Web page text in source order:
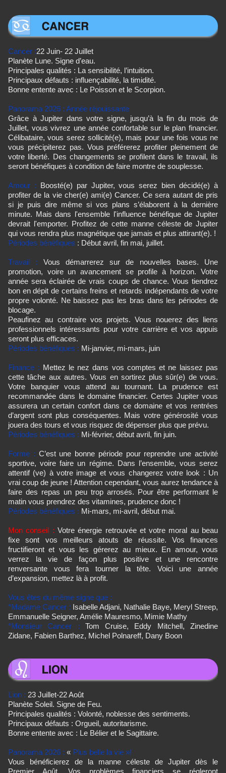
Cancer :22 Juin- 22 Juillet
Planète Lune. Signe d’eau.
Principales qualités : La sensibilité, l’intuition.
Principaux défauts : influençabilité, la timidité.
Bonne entente avec : Le Poisson et le Scorpion.
Panorama 2026 : Année réjouissante
Grâce à Jupiter dans votre signe, jusqu’à la fin du mois de
Juillet, vous vivrez une année confortable sur le plan financier.
Célibataire, vous serez sollicité(e), mais pour une fois vous ne
vous précipiterez pas. Vous préférerez profiter pleinement de
votre liberté. Des changements se profilent dans le travail, ils
seront bénéfiques à condition de faire montre de souplesse.
Amour : Boosté(e) par Jupiter, vous serez bien décidé(e) à
profiter de la vie cher(e) ami(e) Cancer. Ce sera autant de pris
si je puis dire même si vos plans s’élaborent à la dernière
minute. Mais dans l'ensemble l'influence bénéfique de Jupiter
devrait l'emporter. Profitez de cette manne céleste de Jupiter
qui vous rendra plus magnétique que jamais et plus attirant(e). !
Périodes bénéfiques : Début avril, fin mai, juillet.
Travail : Vous démarrerez sur de nouvelles bases. Une
promotion, voire un avancement se profile à horizon. Votre
année sera éclairée de vrais coups de chance. Vous tiendrez
bon en dépit de certains freins et retards indépendants de votre
propre volonté. Ne baissez pas les bras dans les périodes de
blocage.
Peaufinez au contraire vos projets. Vous nouerez des liens
professionnels intéressants pour votre carrière et vos appuis
seront plus efficaces.
Périodes bénéfiques : Mi-janvier, mi-mars, juin
Finance : Mettez le nez dans vos comptes et ne laissez pas
cette tâche aux autres. Vous en sortirez plus sûr(e) de vous.
Votre banquier vous attend au tournant. La prudence est
recommandée dans le domaine financier. Certes Jupiter vous
assurera un certain confort dans ce domaine et vos rentrées
d’argent sont plus conséquentes. Mais votre générosité vous
jouera des tours et vous risquez de dépenser plus que prévu.
Périodes bénéfiques : Mi-février, début avril, fin juin.
Forme : C’est une bonne période pour reprendre une activité
sportive, voire faire un régime. Dans l’ensemble, vous serez
attentif (ve) à votre image et vous changerez votre look : Un
vrai coup de jeune ! Attention cependant, vous aurez tendance à
faire des repas un peu trop arrosés. Pour être performant le
matin vous prendrez des vitamines, prudence donc !
Périodes bénéfiques : Mi-mars, mi-avril, début mai.
Mon conseil : Votre énergie retrouvée et votre moral au beau
fixe sont vos meilleurs atouts de réussite. Vos finances
fructifieront et vous les gérerez au mieux. En amour, vous
verrez la vie de façon plus positive et une rencontre
renversante vous fera tourner la tête. Voici une année
d’expansion, mettez là à profit.
Vous êtes du même signe que :
*Madame Cancer : Isabelle Adjani, Nathalie Baye, Meryl Streep,
Emmanuelle Seigner, Amélie Mauresmo, Mimie Mathy
*Monsieur Cancer : Tom Cruise, Eddy Mitchell, Zinedine
Zidane, Fabien Barthez, Michel Polnareff, Dany Boon
Lion : 23 Juillet-22 Août
Planète Soleil. Signe de Feu.
Principales qualités : Volonté, noblesse des sentiments.
Principaux défauts : Orgueil, autoritarisme.
Bonne entente avec : Le Bélier et le Sagittaire.
Panorama 2026 : « Plus belle la vie »!
Vous bénéficierez de la manne céleste de Jupiter dès le
Premier Août. Vos problèmes financiers se régleront